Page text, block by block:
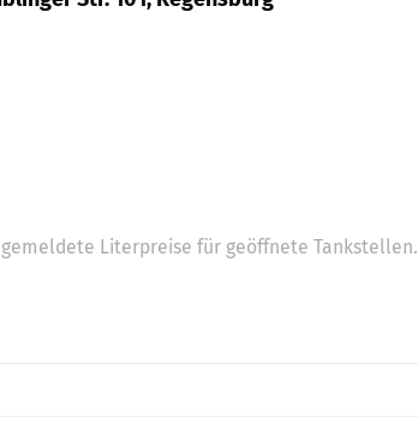
Literpreise für geöffnete Tankstellen.